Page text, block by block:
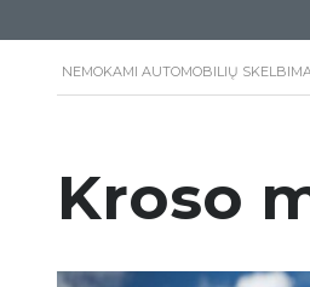
NEMOKAMI AUTOMOBILIŲ
Kroso